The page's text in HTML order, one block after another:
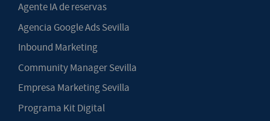
Agente IA de reservas
Agencia Google Ads Sevilla
Inbound Marketing
Community Manager Sevilla
Empresa Marketing Sevilla
Programa Kit Digital